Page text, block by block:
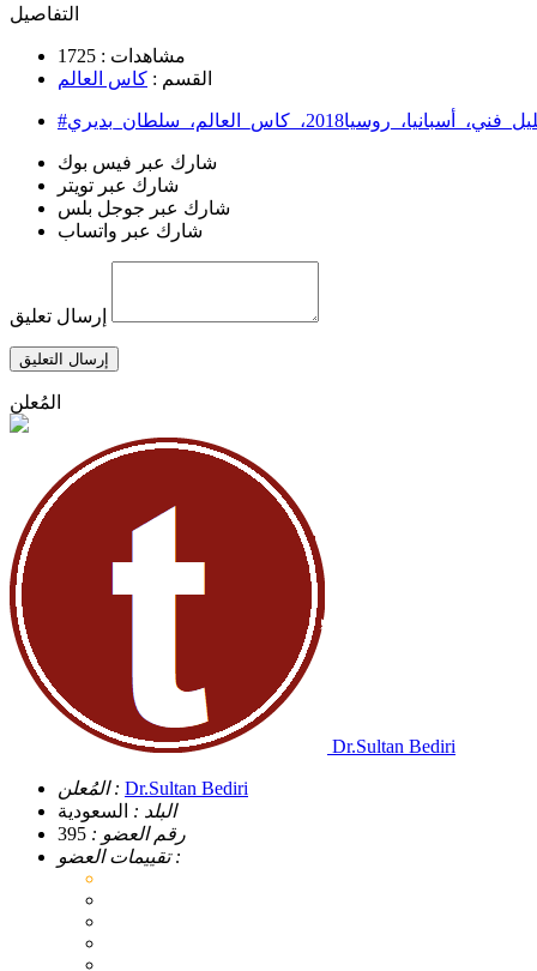
التفاصيل
مشاهدات : 1725
القسم : كاس العالم
شارك عبر فيس بوك
شارك عبر تويتر
شارك عبر جوجل بلس
شارك عبر واتساب
إرسال تعليق
إرسال التعليق
المُعلن
Dr.Sultan Bediri
المُعلن : Dr.Sultan Bediri
البلد : السعودية
رقم العضو : 395
تقييمات العضو :